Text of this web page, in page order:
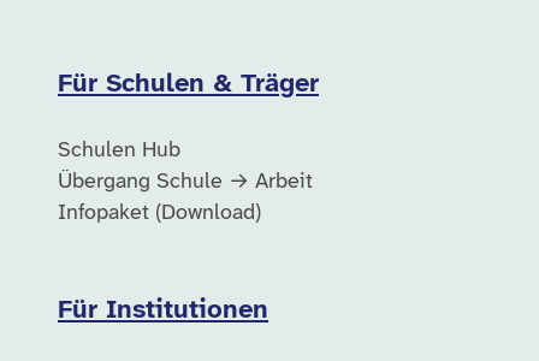
Für Schulen & Träger
Schulen Hub
Übergang Schule → Arbeit
Infopaket (Download)
Für Institutionen